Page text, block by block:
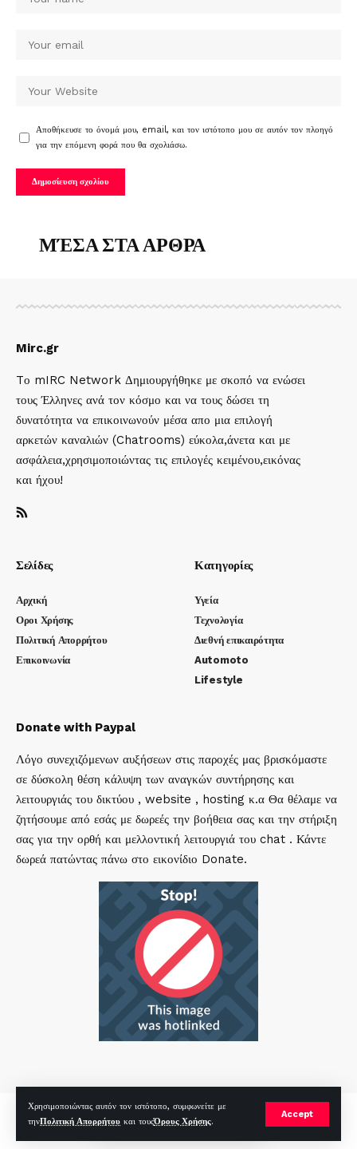
Χρησιμοποιώντας αυτόν τον ιστότοπο, συμφωνείτε με
τηνΠολιτική Απορρήτου και τουςΌρους Χρήσης.
Accept
Αποθήκευσε το όνομά μου, email, και τον ιστότοπο μου σε αυτόν τον πλοηγό
για την επόμενη φορά που θα σχολιάσω.
ΜΈΣΑ ΣΤΑ ΑΡΘΡΑ
Mirc.gr
Tο mIRC Network Δημιουργήθηκε με σκοπό να ενώσει
τους Έλληνες ανά τον κόσμο και να τους δώσει τη
δυνατότητα να επικοινωνούν μέσα απο μια επιλογή
αρκετών καναλιών (Chatrooms) εύκολα,άνετα και με
ασφάλεια,χρησιμοποιώντας τις επιλογές κειμένου,εικόνας
και ήχου!
Σελίδες
Αρχική
Οροι Χρήσης
Πολιτική Απορρήτου
Επικοινωνία
Κατηγορίες
Υγεία
Τεχνολογία
Διεθνή επικαιρότητα
Automoto
Lifestyle
Donate with Paypal
Λόγο συνεχιζόμενων αυξήσεων στις παροχές μας βρισκόμαστε
σε δύσκολη θέση κάλυψη των αναγκών συντήρησης και
λειτουργιάς του δικτύου , website , hosting κ.α Θα θέλαμε να
ζητήσουμε από εσάς με δωρεές την βοήθεια σας και την στήριξη
σας για την ορθή και μελλοντική λειτουργιά του chat . Κάντε
δωρεά πατώντας πάνω στο εικονίδιο Donate.
mirc.gr 2023 Copyright %year%, All Rights Reserved |bySp
Hosted byRealHosting